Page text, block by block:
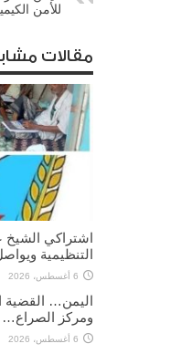
للأمن
مقالات
اشتراكي الشيخ
التنظيمية
6 أغسطس، 2026
اليمن… القضية
ومركز الصراع…
6 أغسطس، 2026